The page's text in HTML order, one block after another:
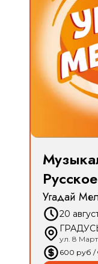
Русское
Угадай
20
ул. 8
600 руб /